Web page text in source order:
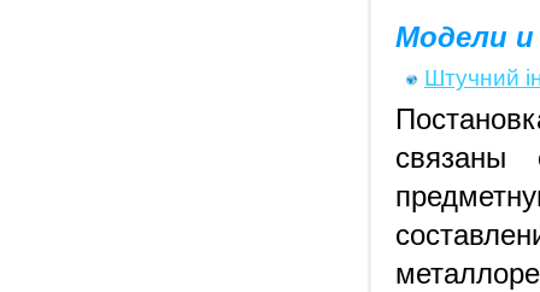
Модели
Штучний